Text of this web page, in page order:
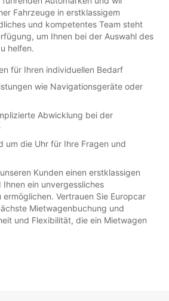
Fahrzeuge in erstklassigem
und kompetentes Team steht
um Ihnen bei der Auswahl des
helfen.
für Ihren individuellen Bedarf
wie Navigationsgeräte oder
Abwicklung bei der
um die Uhr für Ihre Fragen und
Kunden einen erstklassigen
ein unvergessliches
Vertrauen Sie Europcar
Mietwagenbuchung und
und Flexibilität, die ein Mietwagen